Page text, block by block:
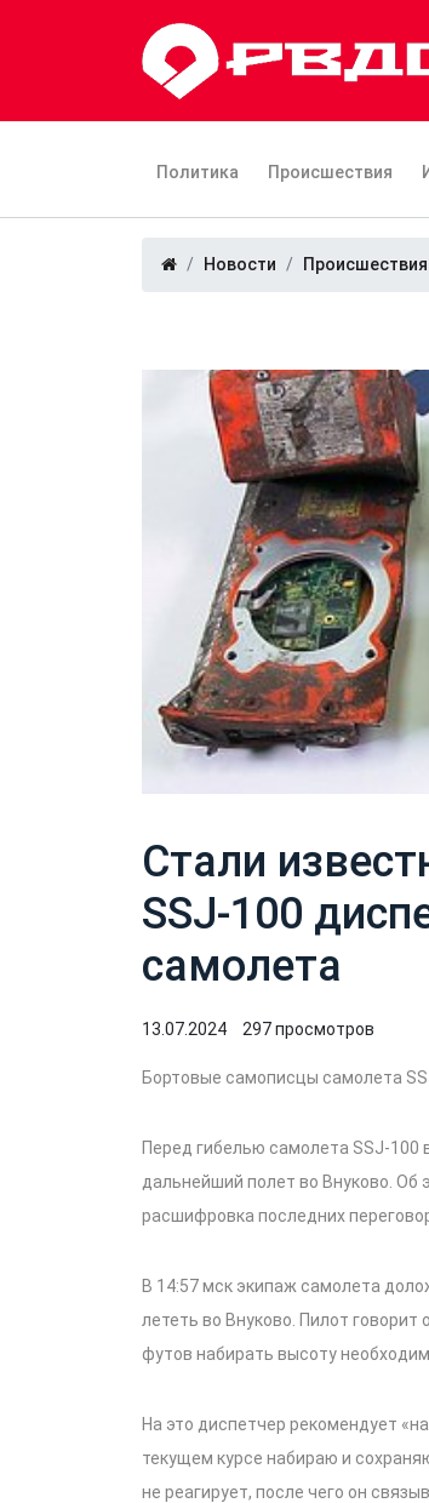
Политика Происшествия
Новости Происшествия
Стали
SSJ-100
самолета
13.07.2024 297 просмотров
Бортовые самописцы самолета
Перед гибелью самолета SSJ-
дальнейший полет во Внуково. Об
расшифровка последних
В 14:57 мск экипаж самолета
лететь во Внуково. Пилот
футов набирать высоту
На это диспетчер рекомендует
текущем курсе набираю и
не реагирует, после чего он